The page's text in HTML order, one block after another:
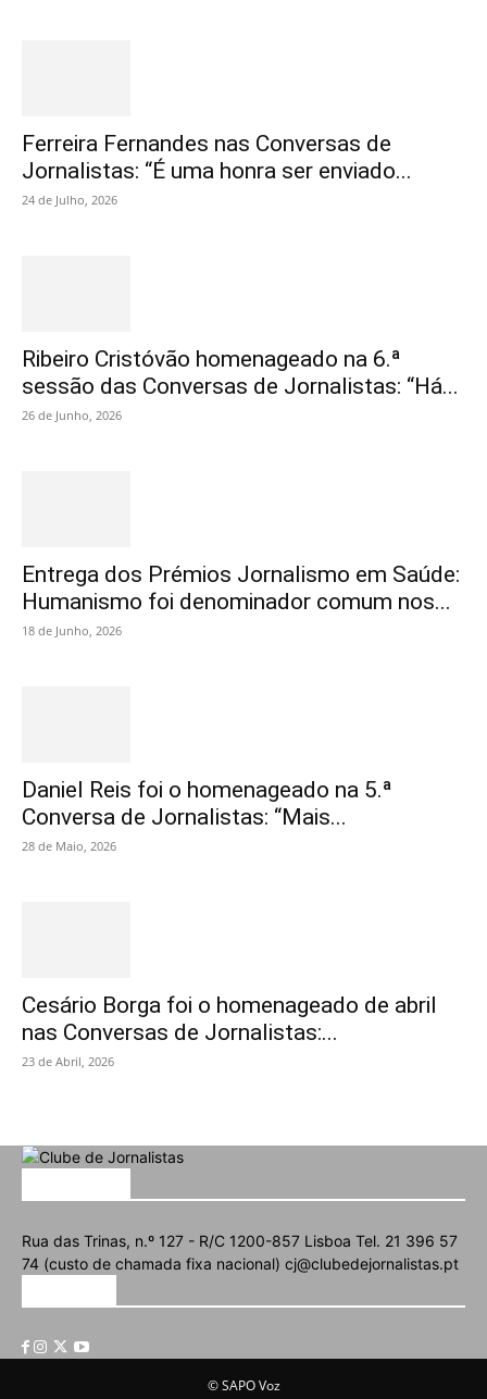
Ferreira Fernandes nas Conversas de
Jornalistas: “É uma honra ser enviado...
24 de Julho, 2026
Ribeiro Cristóvão homenageado na 6.ª
sessão das Conversas de Jornalistas: “Há...
26 de Junho, 2026
Entrega dos Prémios Jornalismo em Saúde:
Humanismo foi denominador comum nos...
18 de Junho, 2026
Daniel Reis foi o homenageado na 5.ª
Conversa de Jornalistas: “Mais...
28 de Maio, 2026
Cesário Borga foi o homenageado de abril
nas Conversas de Jornalistas:...
23 de Abril, 2026
Rua das Trinas, n.º 127 - R/C 1200-857 Lisboa Tel. 21 396 57
74 (custo de chamada fixa nacional) cj@clubedejornalistas.pt
© SAPO Voz